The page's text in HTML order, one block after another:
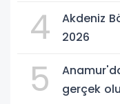
4
Akdeniz
2026
5
gerçek